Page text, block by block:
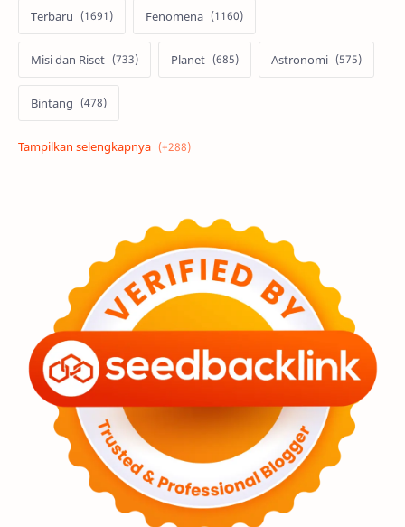
Terbaru Fenomena
Misi dan Riset Planet Astronomi
Bintang
Alam semesta Galaksi
Tata Surya Hype
Asteroid Observasi
Premium Komet Bulan
Penelitian Serba-serbi Satelit
Luar Angkasa Video Aurora
Supernova Nebula Sponsored
Featured Mars